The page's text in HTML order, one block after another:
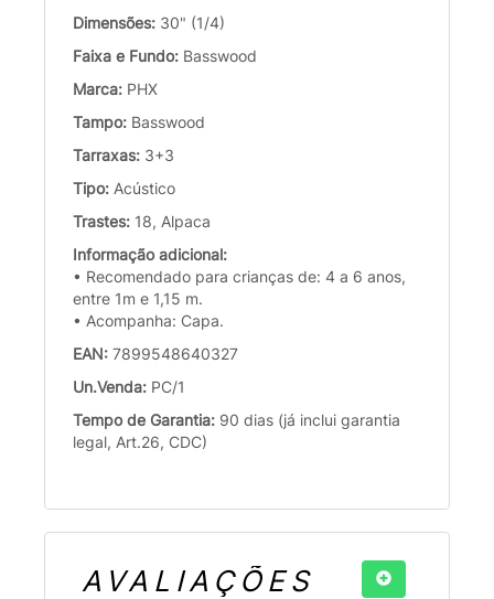
Dimensões: 30" (1/4)
Faixa e Fundo: Basswood
Marca: PHX
Tampo: Basswood
Tarraxas: 3+3
Tipo: Acústico
Trastes: 18, Alpaca
Informação adicional:
• Recomendado para crianças de: 4 a 6 anos,
entre 1m e 1,15 m.
• Acompanha: Capa.
EAN: 7899548640327
Un.Venda: PC/1
Tempo de Garantia: 90 dias (já inclui garantia
legal, Art.26, CDC)
AVALIAÇÕES